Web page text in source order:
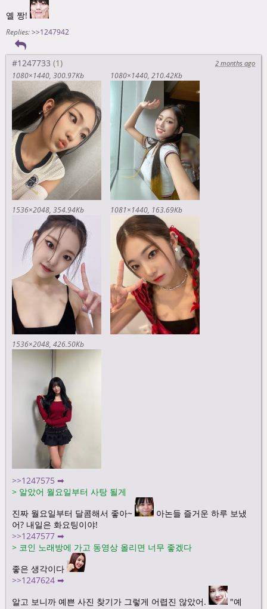
옐 짱!
Replies: >>1247942
#1247733
2 months ago
1080×1440 300.97Kb 1080×1440 210.42Kb
1536×2048 354.94Kb 1081×1440 163.69Kb
1536×2048 426.50Kb
>>1247575 ➡
> 알았어 월요일부터 사탕 될게
진짜 월요일부터 달콤해서 좋아~
아논들 즐거운 하루 보냈
어? 내일은 화요팅이야!
>>1247577 ➡
> 코인 노래방에 가고 동영상 올리면 너무 좋겠다
좋은 생각이다
>>1247624 ➡
알고 보니까 예쁜 사진 찾기가 그렇게 어렵진 않았어.
"예